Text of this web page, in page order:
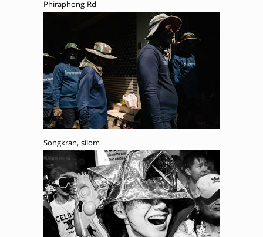
Phiraphong Rd
Songkran, silom